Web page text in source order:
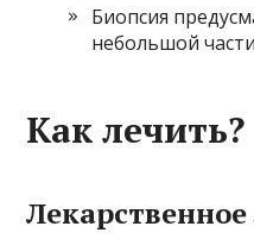
Биопсия
небольшой
Как лечить?